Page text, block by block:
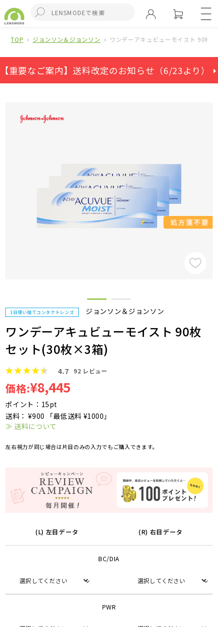
TOP ジョンソン＆ジョンソン ワンデーアキュビューモイスト 90枚
【重要なご案内】送料改定のお知らせ（6/23より） ⏵
1日使い捨てコンタクトレンズ ジョンソン＆ジョンソン
ワンデーアキュビューモイスト 90枚
セット(30枚×3箱)
4.7 92 レビュー
価格:¥8,445
ポイント：15pt
送料： ¥900 「最低送料 ¥1000」
≫ 送料について
左右視力が同じ場合は片目のみの入力でもご購入できます。
(L) 左目データ (R) 右目データ
BC/DIA
PWR